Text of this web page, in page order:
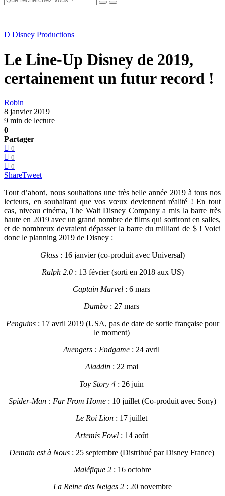
D Disney Productions
Le Line-Up Disney de 2019,
certainement un futur record !
Robin
8 janvier 2019
9 min de lecture
0
Partager
0
0
0
ShareTweet
Tout d’abord, nous souhaitons une très belle année 2019 à tous nos
lecteurs, en souhaitant que vos vœux deviennent réalité ! En tout
cas, niveau cinéma, The Walt Disney Company a mis la barre très
haute en 2019 avec un grand nombre de films qui sortiront en salles,
et de nombreux devraient dépasser la barre du milliard de $ ! Voici
donc le planning 2019 de Disney :
Glass : 16 janvier (co-produit avec Universal)
Ralph 2.0: 13 février (sorti en 2018 aux US)
Captain Marvel : 6 mars
Dumbo : 27 mars
Penguins: 17 avril 2019 (USA, pas de date de sortie française pour
le moment)
Avengers : Endgame : 24 avril
Aladdin: 22 mai
Toy Story 4 : 26 juin
Spider-Man : Far From Home : 10 juillet (Co-produit avec Sony)
Le Roi Lion : 17 juillet
Artemis Fowl: 14 août
Demain est à Nous: 25 septembre (Distribué par Disney France)
Maléfique 2 : 16 octobre
La Reine des Neiges 2 : 20 novembre